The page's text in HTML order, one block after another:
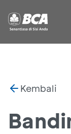
Kembali